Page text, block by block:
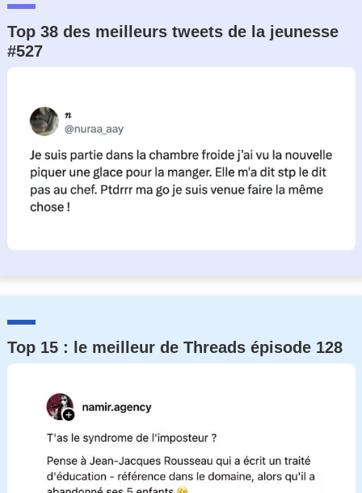
Top 38 des meilleurs tweets de la jeunesse
#527
Top 15 : le meilleur de Threads épisode 128